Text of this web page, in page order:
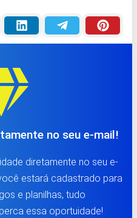
no seu e-mail!
diretamente no seu e-
estará cadastrado para
e planilhas, tudo
essa oportuidade!